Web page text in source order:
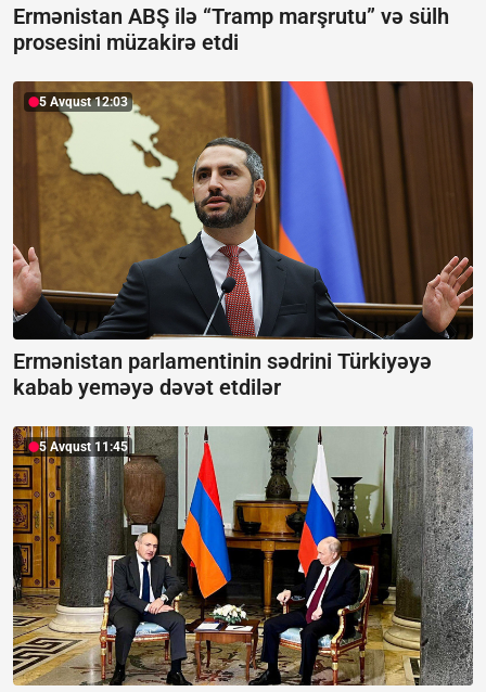
Ermənistan ABŞ ilə “Tramp marşrutu” və sülh
prosesini müzakirə etdi
5 Avqust 12:03
Ermənistan parlamentinin sədrini Türkiyəyə
kabab yeməyə dəvət etdilər
5 Avqust 11:45